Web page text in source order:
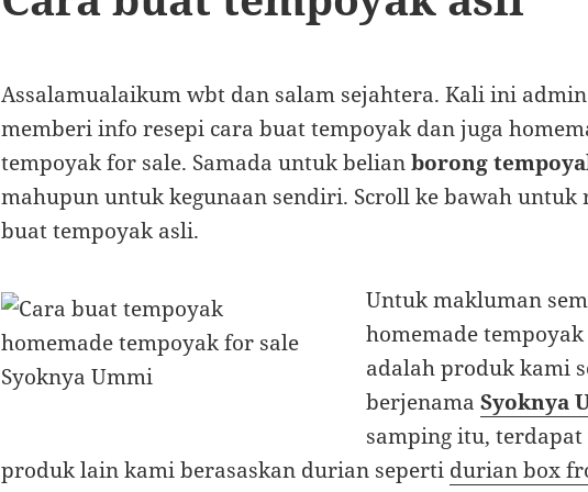
Assalamualaikum wbt dan salam sejahtera. Kali ini
memberi info resepi cara buat tempoyak dan juga
tempoyak for sale. Samada untuk belianborong
mahupun untuk kegunaan sendiri. Scroll ke bawah untuk
buat tempoyak asli.
Untuk makluman
homemade
adalah produk kami
berjenamaSyoknya
samping itu, terdapat
produk lain kami berasaskan durian seperti durian box